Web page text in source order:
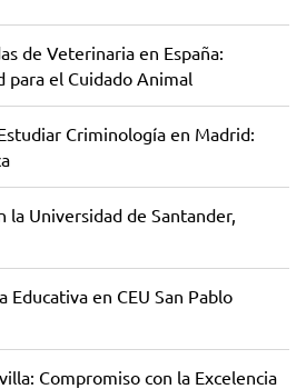
de Veterinaria en España:
para el Cuidado Animal
Criminología en Madrid:
la Universidad de Santander,
Educativa en CEU San Pablo
Compromiso con la Excelencia